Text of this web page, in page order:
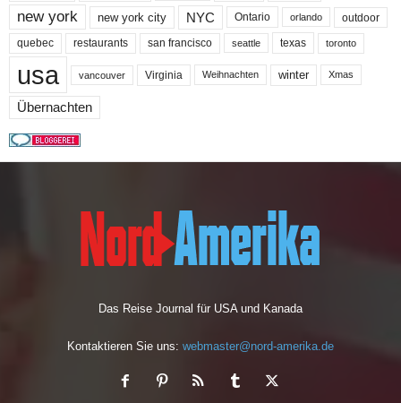
new york new york city NYC Ontario orlando outdoor
quebec restaurants san francisco seattle texas toronto
usa vancouver Virginia Weihnachten winter Xmas
Übernachten
Das Reise Journal für USA und Kanada
Kontaktieren Sie uns: webmaster@nord-amerika.de